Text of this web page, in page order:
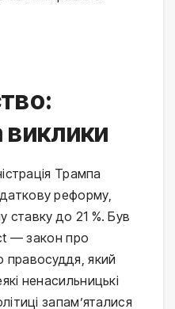
Трампа
реформу,
ставку до 21 %. Був
— закон про
правосуддя, який
ненасильницькі
запам’яталися